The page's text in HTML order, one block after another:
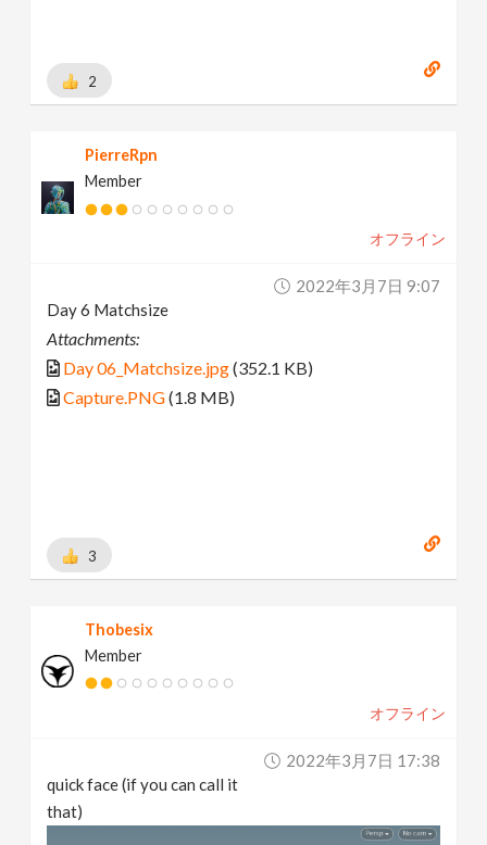
2
PierreRpn
Member
オフライン
2022年3月7日 9:07
Day 6 Matchsize
Attachments:
Day 06_Matchsize.jpg(352.1 KB)
Capture.PNG(1.8 MB)
3
Thobesix
Member
オフライン
2022年3月7日 17:38
quick face (if you can call it
that)